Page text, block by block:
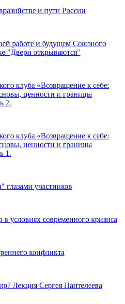
и пути России
работе и будущем Союзного
"Двери открываются"
клуба «Возвращение к себе:
ценности и границы
2.
клуба «Возвращение к себе:
ценности и границы
1.
глазами участников
в условиях современного кризиса
конфликта
Лекция Сергея Пантелеева